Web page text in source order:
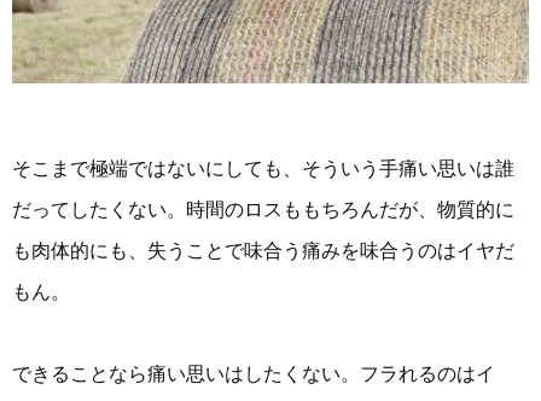
そこまで極端ではないにしても、そういう手痛い思いは誰
だってしたくない。時間のロスももちろんだが、物質的に
も肉体的にも、失うことで味合う痛みを味合うのはイヤだ
もん。
できることなら痛い思いはしたくない。フラれるのはイ